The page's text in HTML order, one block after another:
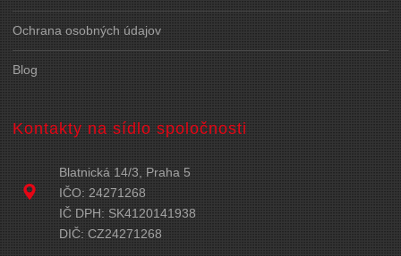
Ochrana osobných údajov
Blog
Kontakty na sídlo spoločnosti
Blatnická 14/3, Praha 5
IČO: 24271268
IČ DPH: SK4120141938
DIČ: CZ24271268